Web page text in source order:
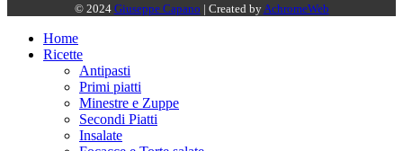
© 2024 Giuseppe Capano | Created by AchromeWeb
Home
Ricette
Antipasti
Primi piatti
Minestre e Zuppe
Secondi Piatti
Insalate